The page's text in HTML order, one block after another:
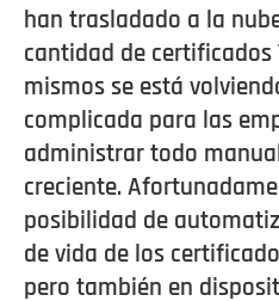
han trasladado a la
cantidad de certificados
mismos se está
complicada para las
administrar todo
creciente.
posibilidad de
de vida de los
pero también en